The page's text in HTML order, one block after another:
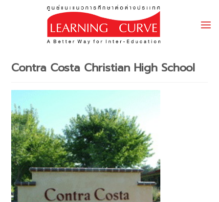
Contra Costa Christian High School